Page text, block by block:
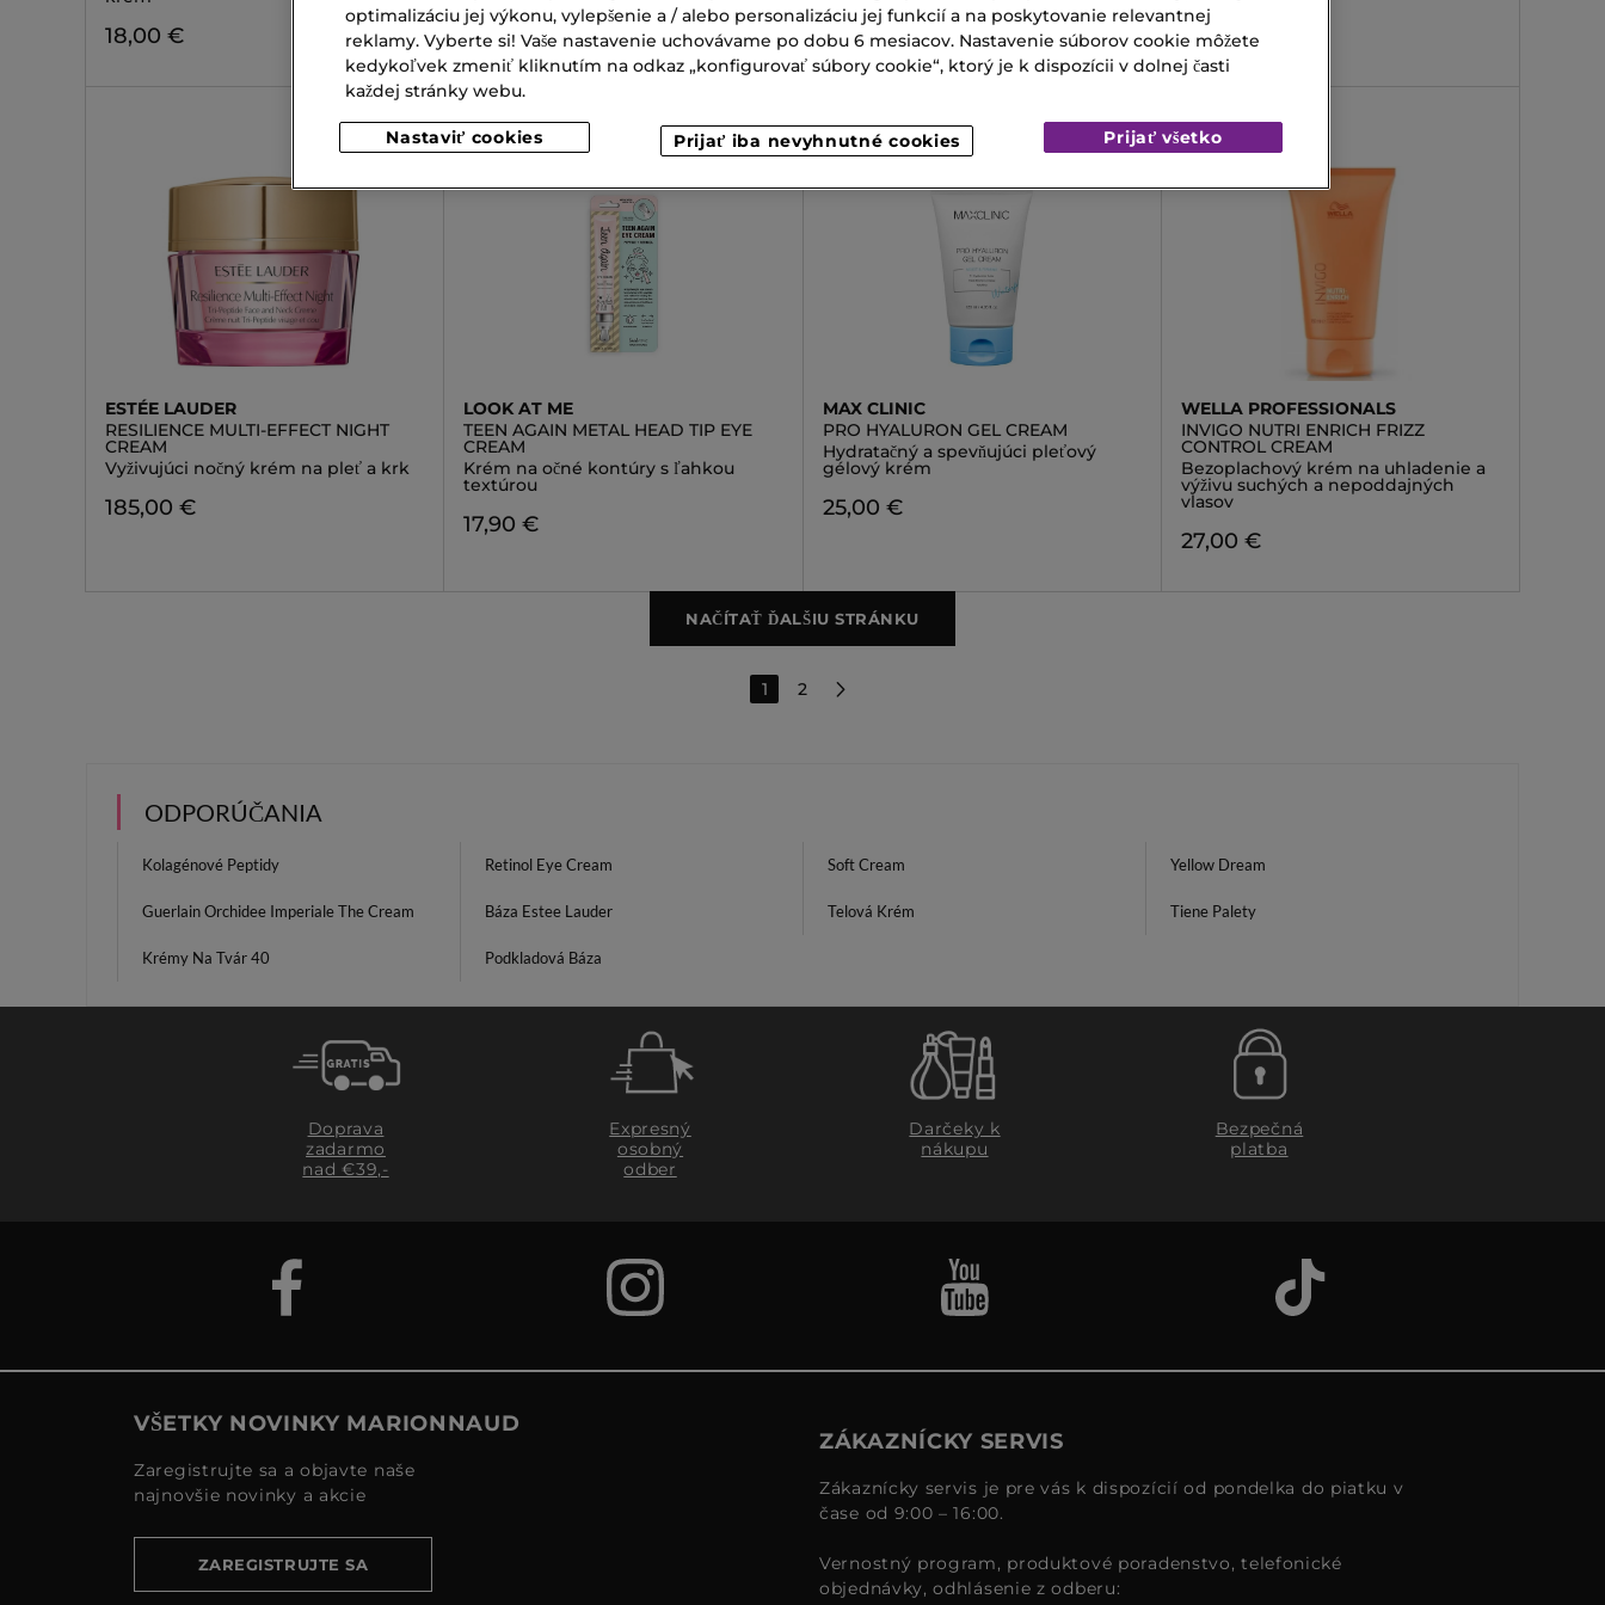
18,00 €
81,00 €
261,00 €
18,90 €
ESTÉE LAUDER
RESILIENCE MULTI-EFFECT NIGHT
CREAM
Vyživujúci nočný krém na pleť a krk
185,00 €
LOOK AT ME
TEEN AGAIN METAL HEAD TIP EYE
CREAM
Krém na očné kontúry s ľahkou
textúrou
17,90 €
MAX CLINIC
PRO HYALURON GEL CREAM
Hydratačný a spevňujúci pleťový
gélový krém
25,00 €
WELLA PROFESSIONALS
INVIGO NUTRI ENRICH FRIZZ
CONTROL CREAM
Bezoplachový krém na uhladenie a
výživu suchých a nepoddajných
vlasov
27,00 €
NAČÍTAŤ ĎALŠIU STRÁNKU
1 2
ODPORÚČANIA
Kolagénové Peptidy Retinol Eye Cream Soft Cream Yellow Dream
Guerlain Orchidee Imperiale The Cream Báza Estee Lauder Telová Krém Tiene Palety
Krémy Na Tvár 40 Podkladová Báza
Doprava
zadarmo
nad €39,-
Expresný
osobný
odber
Darčeky k
nákupu
Bezpečná
platba
VŠETKY NOVINKY MARIONNAUD
Zaregistrujte sa a objavte naše
najnovšie novinky a akcie
ZAREGISTRUJTE SA
ZÁKAZNÍCKY SERVIS
Zákaznícky servis je pre vás k dispozícií od pondelka do piatku v
čase od 9:00 – 16:00.
Vernostný program, produktové poradenstvo, telefonické
objednávky, odhlásenie z odberu:
optimalizáciu jej výkonu, vylepšenie a / alebo personalizáciu jej funkcií a na poskytovanie relevantnej
reklamy. Vyberte si! Vaše nastavenie uchovávame po dobu 6 mesiacov. Nastavenie súborov cookie môžete
kedykoľvek zmeniť kliknutím na odkaz „konfigurovať súbory cookie“, ktorý je k dispozícii v dolnej časti
každej stránky webu.
Nastaviť cookies Prijať iba nevyhnutné cookies Prijať všetko